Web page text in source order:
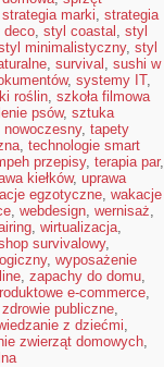
strategia marki, strategia
deco, styl coastal , styl
minimalistyczny, styl
, survival , sushi w
, systemy IT,
roślin, szkoła filmowa
psów, sztuka
nowoczesny, tapety
, technologie smart
przepisy, terapia par,
kiełków, uprawa
egzotyczne, wakacje
, webdesign, wernisaż,
, wirtualizacja,
survivalowy,
, wyposażenie
, zapachy do domu,
e-commerce,
zdrowie publiczne,
z dziećmi,
zwierząt domowych,